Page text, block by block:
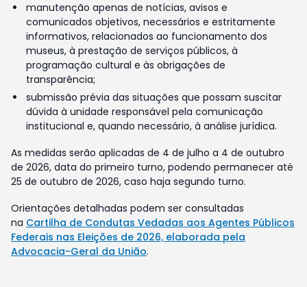
manutenção apenas de notícias, avisos e
comunicados objetivos, necessários e estritamente
informativos, relacionados ao funcionamento dos
museus, à prestação de serviços públicos, à
programação cultural e às obrigações de
transparência;
submissão prévia das situações que possam suscitar
dúvida à unidade responsável pela comunicação
institucional e, quando necessário, à análise jurídica.
As medidas serão aplicadas de 4 de julho a 4 de outubro
de 2026, data do primeiro turno, podendo permanecer até
25 de outubro de 2026, caso haja segundo turno.
Orientações detalhadas podem ser consultadas
na Cartilha de Condutas Vedadas aos Agentes Públicos
Federais nas Eleições de 2026, elaborada pela
Advocacia-Geral da União.